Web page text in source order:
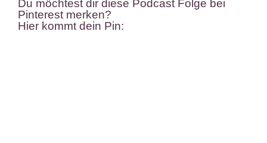
Du möchtest dir diese Podcast Folge bei
Pinterest merken?
Hier kommt dein Pin: